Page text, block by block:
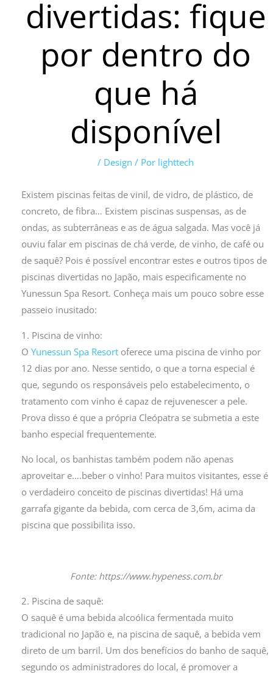
divertidas: fique
por dentro do
que há
disponível
/ Design / Por lighttech
Existem piscinas feitas de vinil, de vidro, de plástico, de
concreto, de fibra… Existem piscinas suspensas, as de
ondas, as subterrâneas e as de água salgada. Mas você já
ouviu falar em piscinas de chá verde, de vinho, de café ou
de saquê? Pois é possível encontrar estes e outros tipos de
piscinas divertidas no Japão, mais especificamente no
Yunessun Spa Resort. Conheça mais um pouco sobre esse
passeio inusitado:
1. Piscina de vinho:
O Yunessun Spa Resort oferece uma piscina de vinho por
12 dias por ano. Nesse sentido, o que a torna especial é
que, segundo os responsáveis pelo estabelecimento, o
tratamento com vinho é capaz de rejuvenescer a pele.
Prova disso é que a própria Cleópatra se submetia a este
banho especial frequentemente.
No local, os banhistas também podem não apenas
aproveitar e….beber o vinho! Para muitos visitantes, esse é
o verdadeiro conceito de piscinas divertidas! Há uma
garrafa gigante da bebida, com cerca de 3,6m, acima da
piscina que possibilita isso.
Fonte: https://www.hypeness.com.br
2. Piscina de saquê:
O saquê é uma bebida alcoólica fermentada muito
tradicional no Japão e, na piscina de saquê, a bebida vem
direto de um barril. Um dos benefícios do banho de saquê,
segundo os administradores do local, é promover a